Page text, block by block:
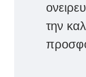
την